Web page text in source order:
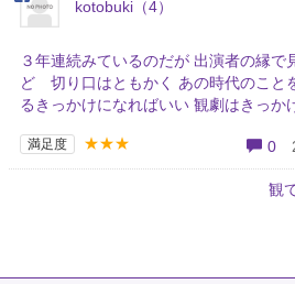
kotobuki（4）
３年連続みているのだが 出演者の縁で
ど 切り口はともかく あの時代のこと
るきっかけになればいい 観劇はきっか
満足度 ★★★ 0
観